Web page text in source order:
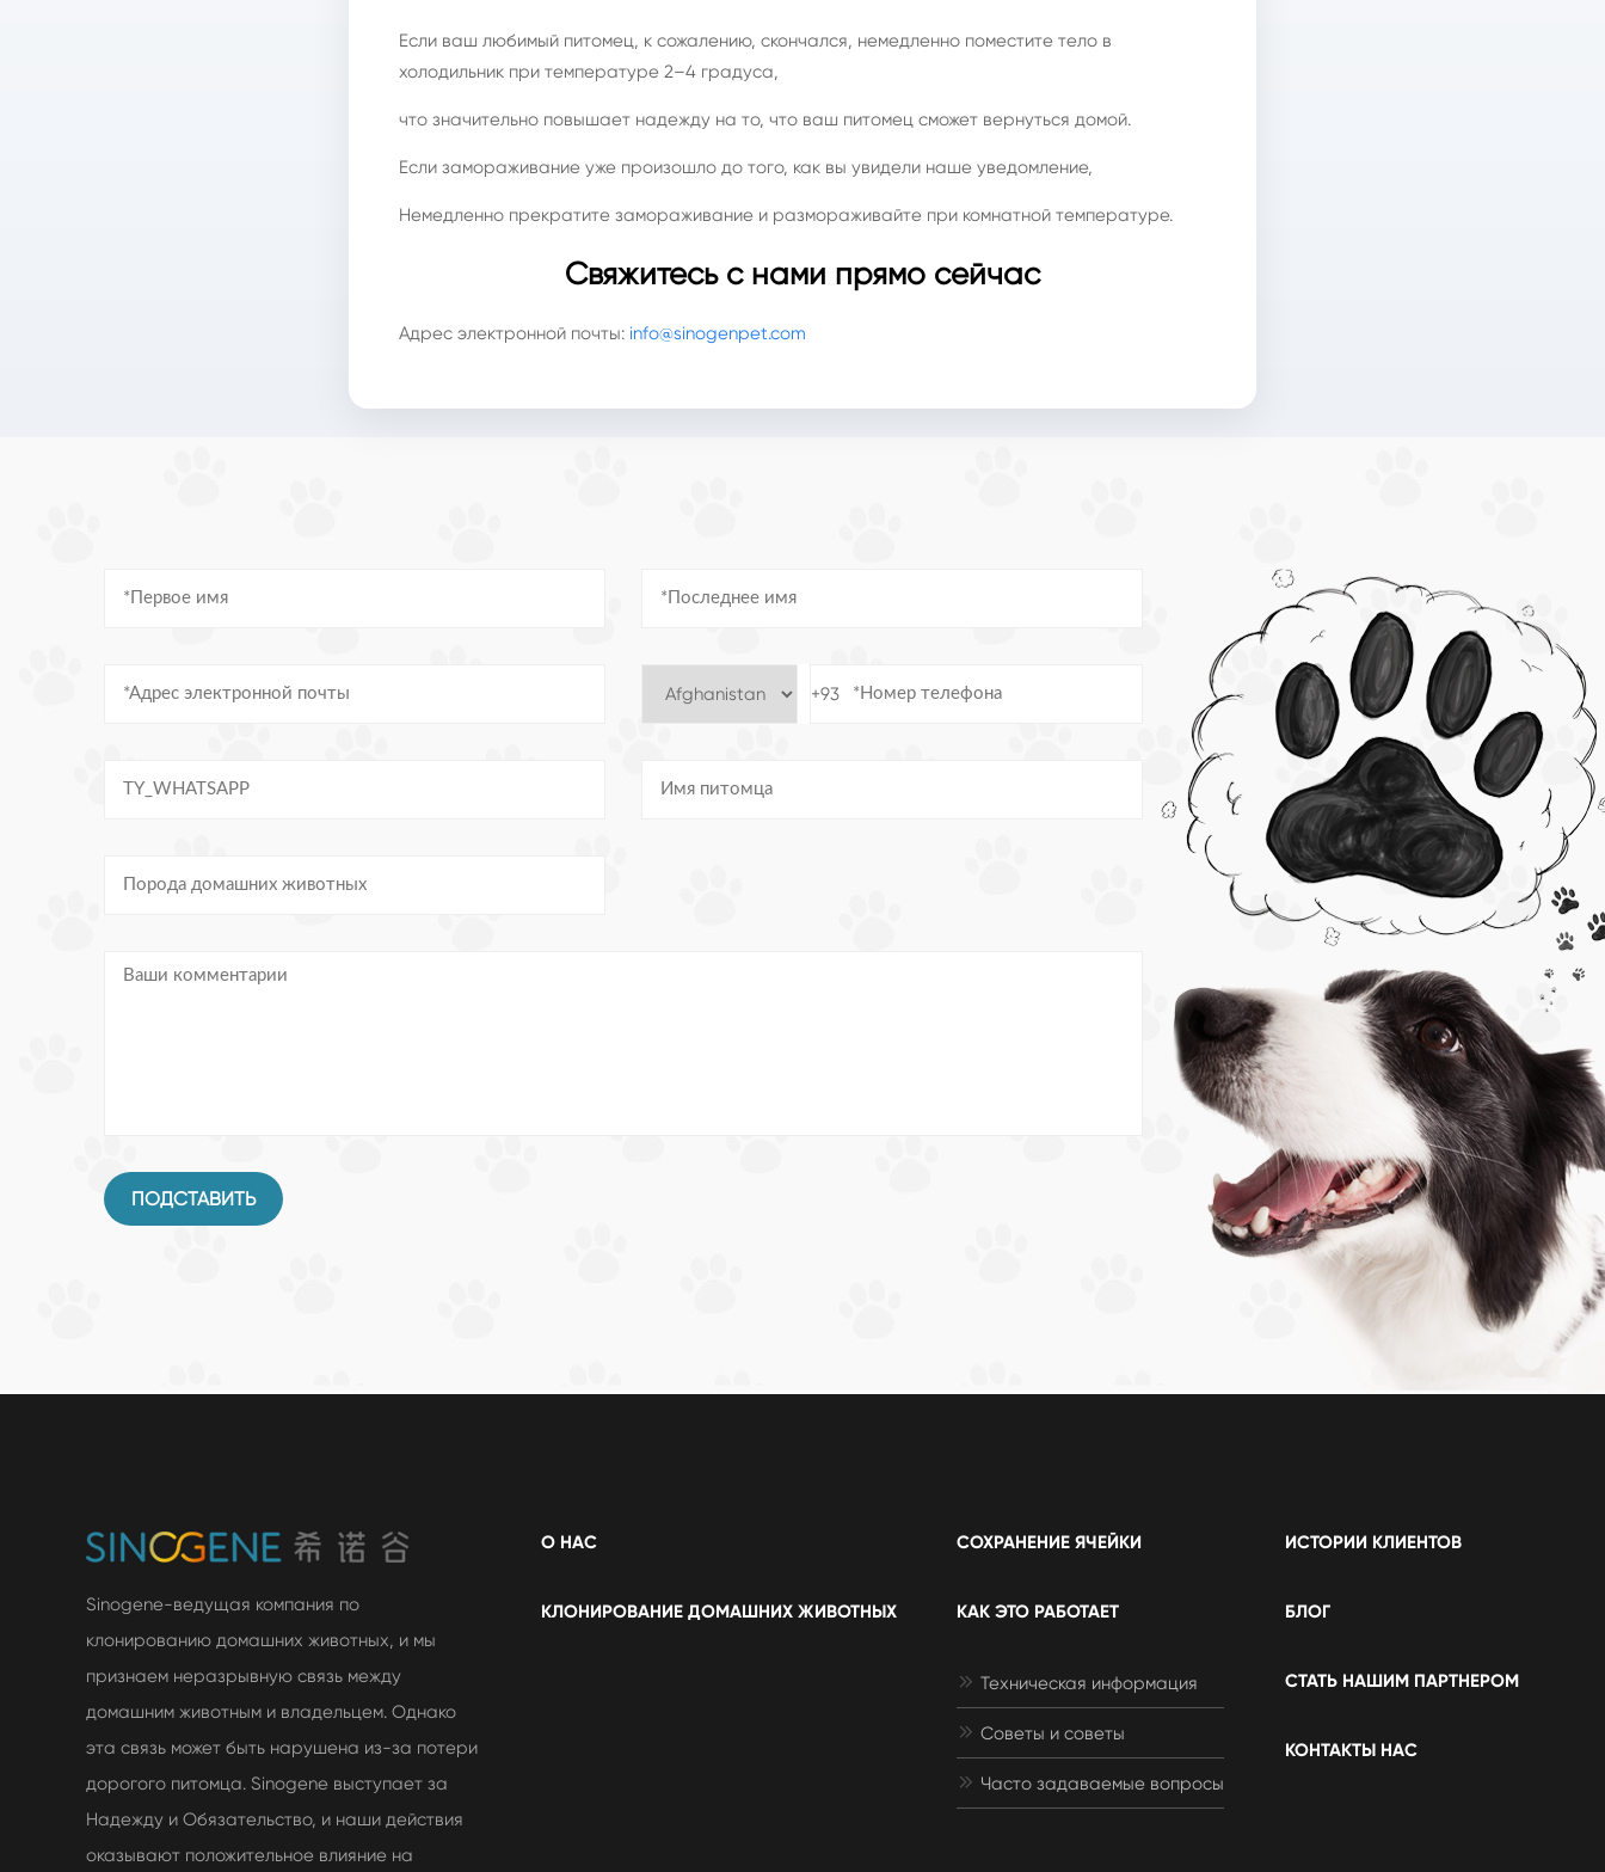
Если ваш любимый питомец, к сожалению, скончался, немедленно поместите тело в
холодильник при температуре 2–4 градуса,
что значительно повышает надежду на то, что ваш питомец сможет вернуться домой.
Если замораживание уже произошло до того, как вы увидели наше уведомление,
Немедленно прекратите замораживание и размораживайте при комнатной температуре.
Свяжитесь с нами прямо сейчас
Адрес электронной почты: info@sinogenpet.com
+93
ПОДСТАВИТЬ
Sinogene-ведущая компания по
клонированию домашних животных, и мы
признаем неразрывную связь между
домашним животным и владельцем. Однако
эта связь может быть нарушена из-за потери
дорогого питомца. Sinogene выступает за
Надежду и Обязательство, и наши действия
оказывают положительное влияние на
О НАС
КЛОНИРОВАНИЕ ДОМАШНИХ ЖИВОТНЫХ
СОХРАНЕНИЕ ЯЧЕЙКИ
КАК ЭТО РАБОТАЕТ
 Техническая информация
 Советы и советы
 Часто задаваемые вопросы
ИСТОРИИ КЛИЕНТОВ
БЛОГ
СТАТЬ НАШИМ ПАРТНЕРОМ
КОНТАКТЫ НАС